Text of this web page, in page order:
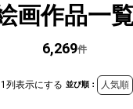
画作品一
6,269件
1列表示にする 並び順： 人気順